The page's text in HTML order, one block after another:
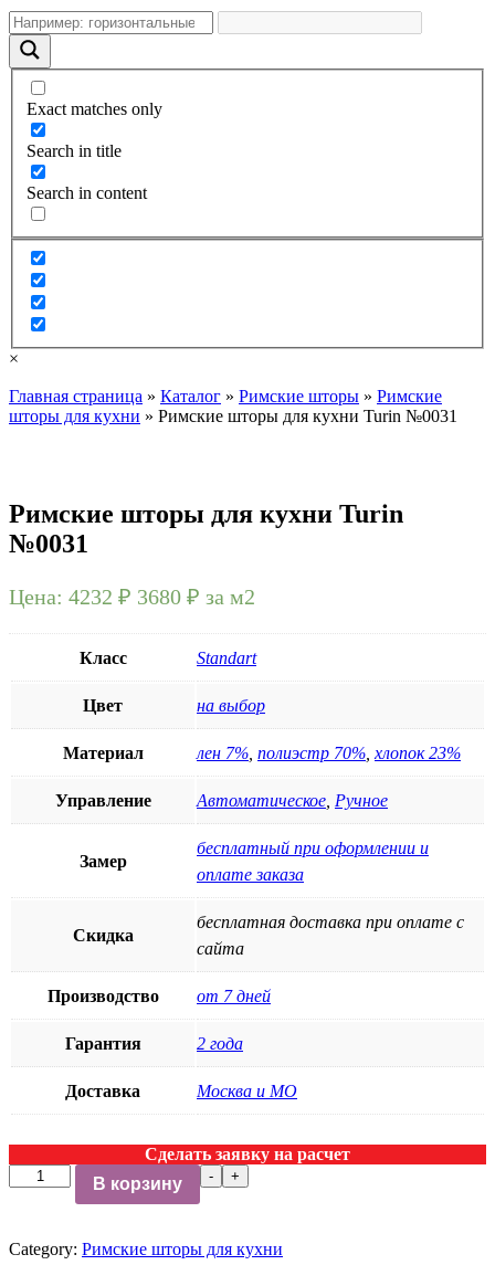
Exact matches only
Search in title
Search in content
×
Главная страница » Каталог » Римские шторы » Римские
шторы для кухни » Римские шторы для кухни Turin №0031
Римские шторы для кухни Turin
№0031
Цена: 4232 ₽ 3680 ₽ за м2
Класс Standart
Цвет на выбор
Материал лен 7% полиэстр 70% хлопок 23%
Управление Автоматическое Ручное
Замер
бесплатный при оформлении и
оплате заказа
Скидка
бесплатная доставка при оплате с
сайта
Производство от 7 дней
Гарантия 2 года
Доставка Москва и МО
Сделать заявку на расчет
-
Римские
шторы
Turin
+
В корзину
Category: Римские шторы для кухни